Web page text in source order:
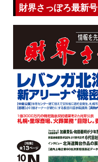
財界さっぽろ最新号